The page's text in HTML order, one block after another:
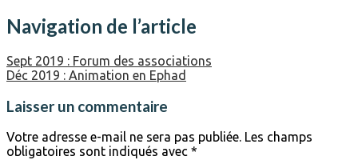
Navigation de l’article
Sept 2019 : Forum des associations
Déc 2019 : Animation en Ephad
Laisser un commentaire
Votre adresse e-mail ne sera pas publiée. Les champs
obligatoires sont indiqués avec *